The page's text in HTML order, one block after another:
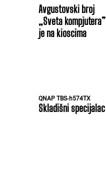
Avgustovski broj
„Sveta kompjutera”
je na kioscima
QNAP TBS‑h574TX
Skladišni specijalac